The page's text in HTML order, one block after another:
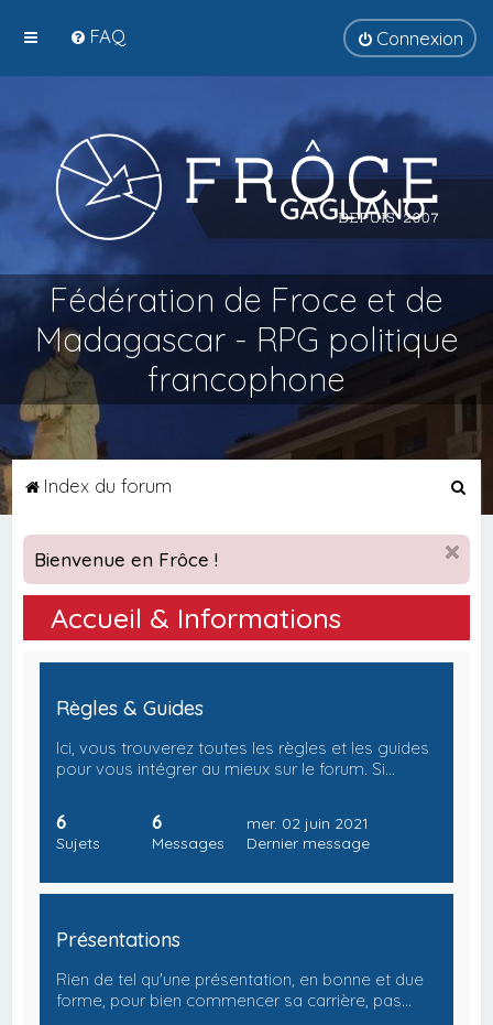
FAQ Connexion
Fédération de Froce et de
Madagascar - RPG politique
francophone
Index du forum
c
h
r
Bienvenue en Frôce !
Accueil & Informations
Règles & Guides
Ici, vous trouverez toutes les règles et les guides
pour vous intégrer au mieux sur le forum. Si…
6
Sujets
6
Messages
mer. 02 juin 2021
Dernier message
Présentations
Rien de tel qu'une présentation, en bonne et due
forme, pour bien commencer sa carrière, pas…